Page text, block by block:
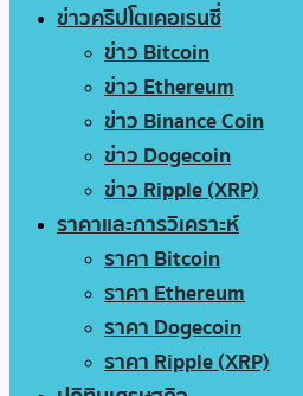
ข่าวคริปโตเคอเรนซี่
ข่าว Bitcoin
ข่าว Ethereum
ข่าว Binance Coin
ข่าว Dogecoin
ข่าว Ripple (XRP)
ราคาและการวิเคราะห์
ราคา Bitcoin
ราคา Ethereum
ราคา Dogecoin
ราคา Ripple (XRP)